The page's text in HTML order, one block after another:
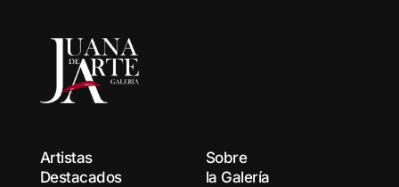
Artistas
Destacados
Sobre
la Galería